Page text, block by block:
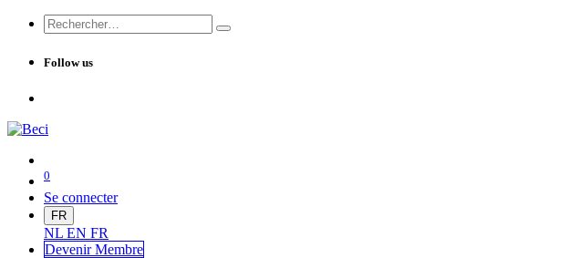
Follow us
0
Se connecter
FR
NL EN FR
Devenir Membre